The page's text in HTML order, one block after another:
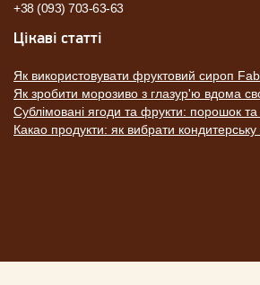
+38 (093) 703-63-63
Цікаві статті
Як використовувати фруктовий сироп
Як зробити морозиво з глазур'ю вдома
Сублімовані ягоди та фрукти: порошок та
Какао продукти: як вибрати